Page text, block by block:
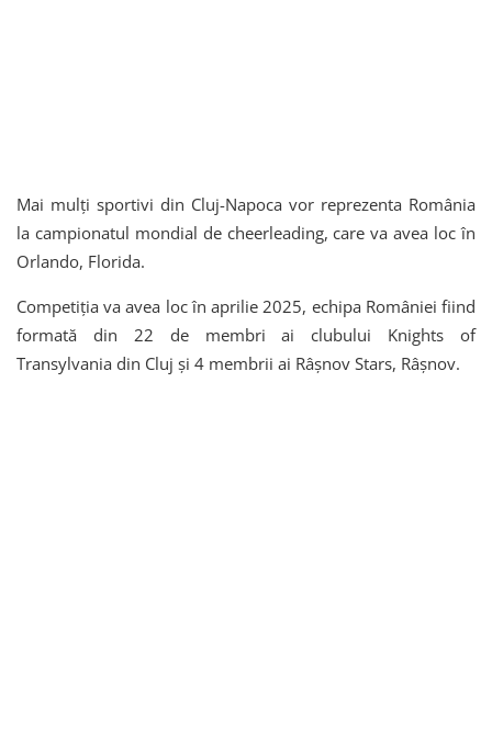
Mai mulți sportivi din Cluj-Napoca vor reprezenta România
la campionatul mondial de cheerleading, care va avea loc în
Orlando, Florida.
Competiția va avea loc în aprilie 2025, echipa României fiind
formată din 22 de membri ai clubului Knights of
Transylvania din Cluj și 4 membrii ai Râșnov Stars, Râșnov.